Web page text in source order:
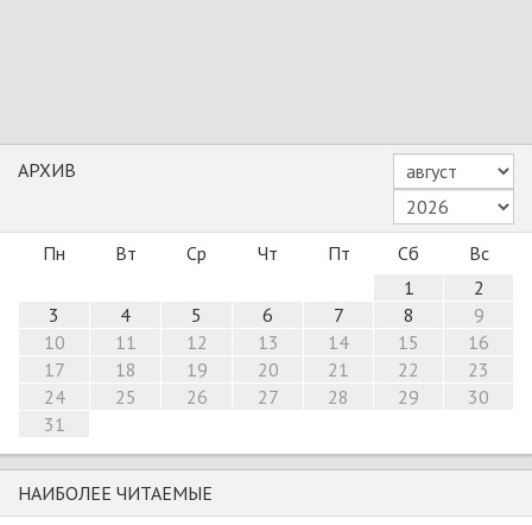
АРХИВ
Пн Вт Ср Чт Пт Сб
Вс
1
2
3
4 5 6 7 8
9
10
11 12 13 14 15
16
17
18 19 20 21 22
23
24
25 26 27 28 29
30
31
НАИБОЛЕЕ ЧИТАЕМЫЕ